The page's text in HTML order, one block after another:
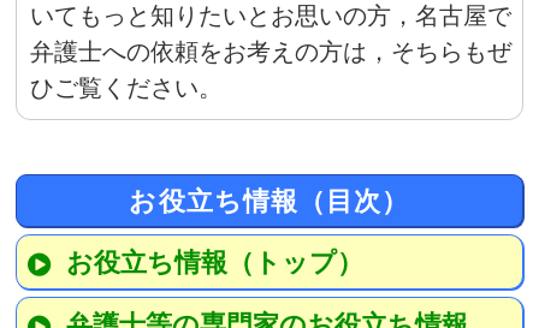
いてもっと知りたいとお思いの方，名古屋で
弁護士への依頼をお考えの方は，そちらもぜ
ひご覧ください。
お役立ち情報（目次）
お役立ち情報（トップ）